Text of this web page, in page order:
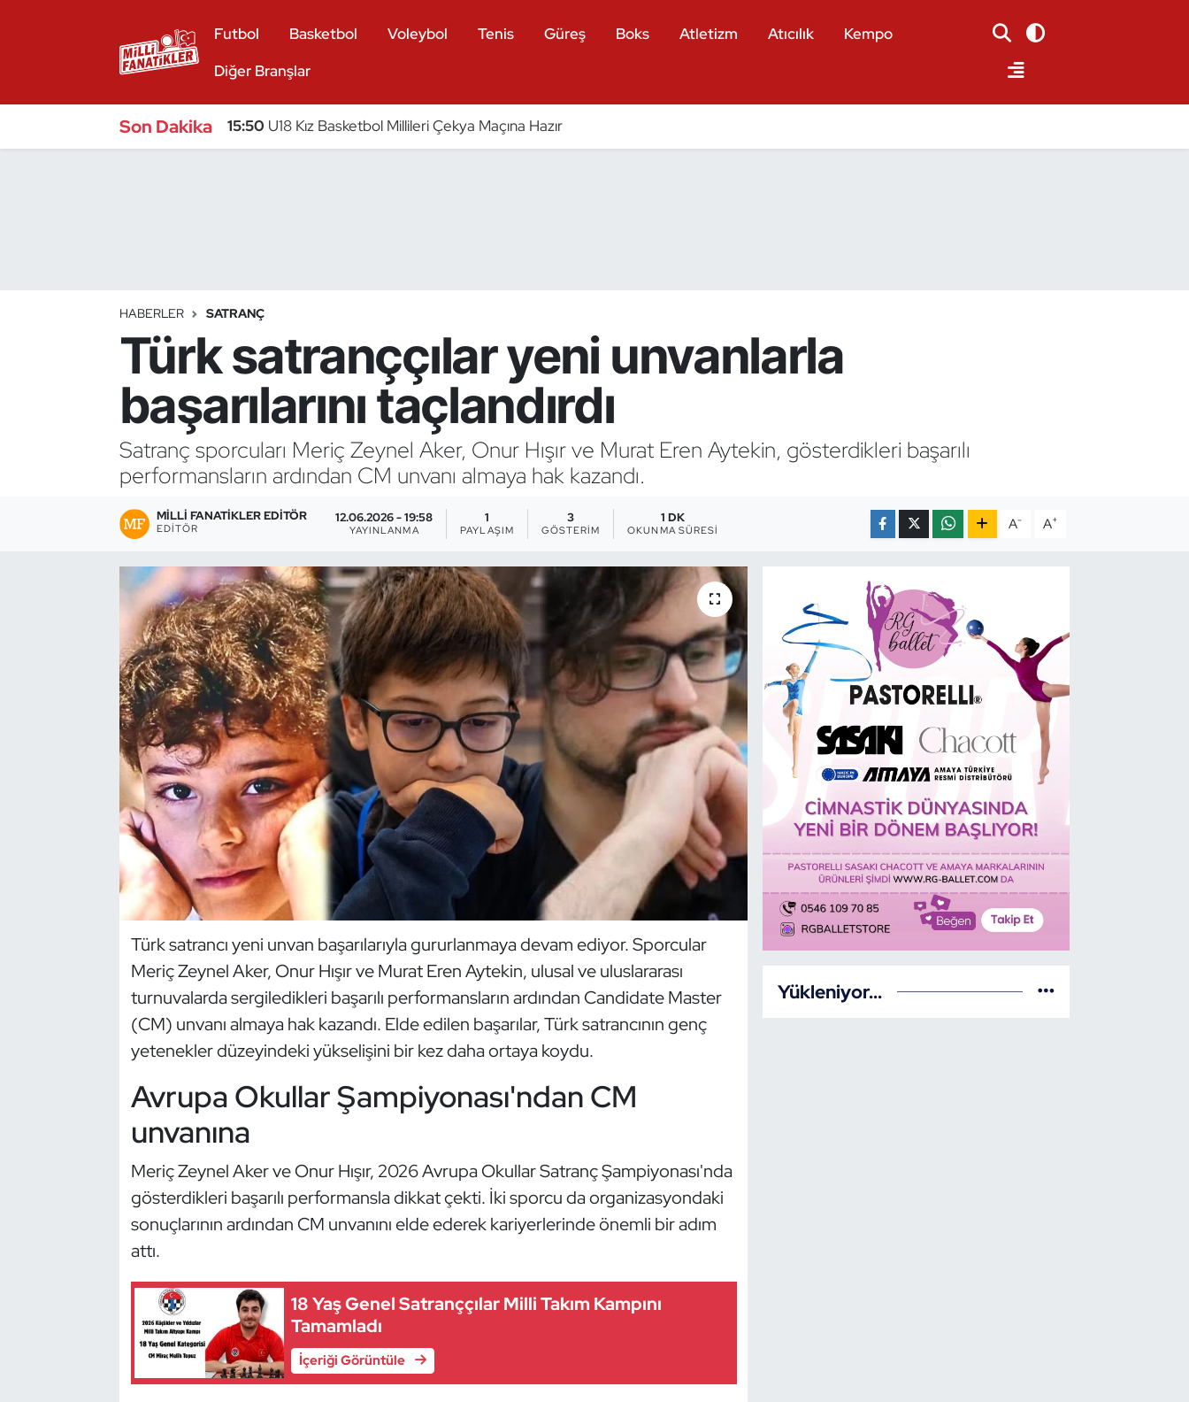
Futbol Basketbol Voleybol Tenis Güreş Boks Atletizm Atıcılık
Kempo
Diğer Branşlar
Son Dakika 15:50 U18 Kız Basketbol Millileri Çekya Maçına Hazır
HABERLER SATRANÇ
Türk satranççılar yeni unvanlarla
başarılarını taçlandırdı
Satranç sporcuları Meriç Zeynel Aker, Onur Hışır ve Murat Eren Aytekin, gösterdikleri başarılı
performansların ardından CM unvanı almaya hak kazandı.
MILLI FANATIKLER EDITÖR
EDITÖR
12.06.2026 - 19:58
YAYINLANMA
1
PAYLAŞIM
3
GÖSTERIM
1 DK
OKUNMA SÜRESI A- A+
Türk satrancı yeni unvan başarılarıyla gururlanmaya devam ediyor. Sporcular
Meriç Zeynel Aker, Onur Hışır ve Murat Eren Aytekin, ulusal ve uluslararası
turnuvalarda sergiledikleri başarılı performansların ardından Candidate Master
(CM) unvanı almaya hak kazandı. Elde edilen başarılar, Türk satrancının genç
yetenekler düzeyindeki yükselişini bir kez daha ortaya koydu.
Avrupa Okullar Şampiyonası'ndan CM
unvanına
Meriç Zeynel Aker ve Onur Hışır, 2026 Avrupa Okullar Satranç Şampiyonası'nda
gösterdikleri başarılı performansla dikkat çekti. İki sporcu da organizasyondaki
sonuçlarının ardından CM unvanını elde ederek kariyerlerinde önemli bir adım
attı.
18 Yaş Genel Satranççılar Milli Takım Kampını
Tamamladı
İçeriği Görüntüle
Yükleniyor...
Bocce Bowling Dart
Buz Hokeyi
Çim Hokeyi
Cimnastik
Dans Sporları
Dövüş Sanatı
Hava Sporları
İşitme Engelli Sporcular